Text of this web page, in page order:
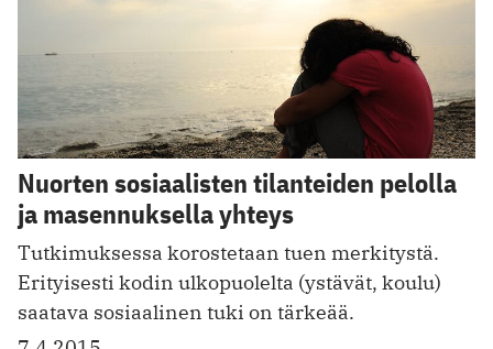
Nuorten sosiaalisten tilanteiden pelolla
ja masennuksella yhteys
Tutkimuksessa korostetaan tuen merkitystä.
Erityisesti kodin ulkopuolelta (ystävät, koulu)
saatava sosiaalinen tuki on tärkeää.